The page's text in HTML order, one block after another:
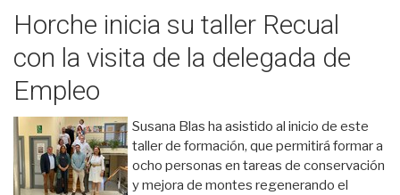
Horche inicia su taller Recual
con la visita de la delegada de
Empleo
Susana Blas ha asistido al inicio de este
taller de formación, que permitirá formar a
ocho personas en tareas de conservación
y mejora de montes regenerando el